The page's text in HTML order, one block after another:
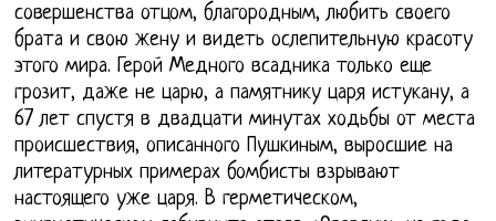
совершенства отцом, благородным, любить своего
брата и свою жену и видеть ослепительную красоту
этого мира. Герой Медного всадника только еще
грозит, даже не царю, а памятнику царя истукану, а
67 лет спустя в двадцати минутах ходьбы от места
происшествия, описанного Пушкиным, выросшие на
литературных примерах бомбисты взрывают
настоящего уже царя. В герметическом,